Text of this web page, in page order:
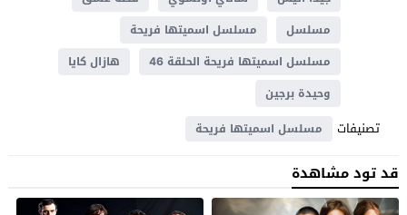
مسلسل
مسلسل اسميتها فريحة
مسلسل اسميتها فريحة الحلقة 46
هازال كايا
وحيدة برجين
تصنيفات مسلسل اسميتها فريحة
قد تود مشاهدة